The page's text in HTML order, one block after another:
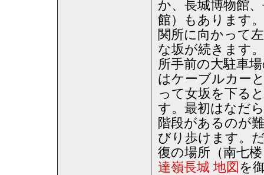
か、長城博物館
館）もあります。
関所に向かって
な坂が続きます
所手前の大駐車
はケーブルカー
って女坂を下る
す。最初はなだ
階段があるのが
びり歩けます。
復の場所（南七
達嶺長城 地図 を